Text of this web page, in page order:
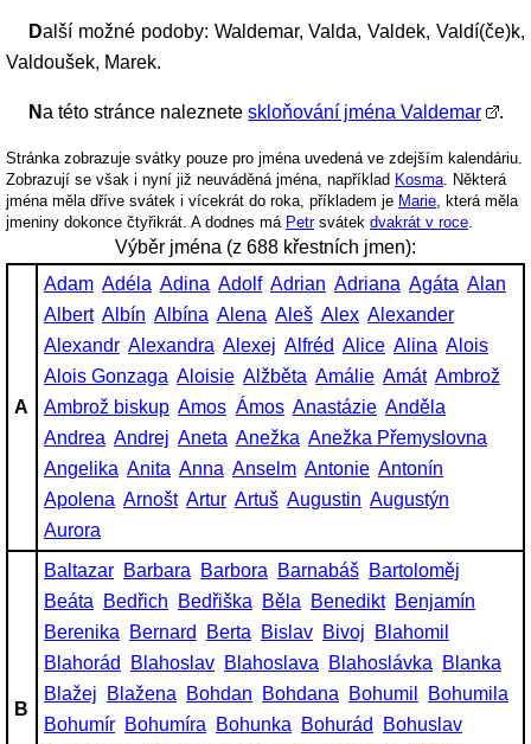
Další možné podoby: Waldemar, Valda, Valdek, Valdí(če)k,
Valdoušek, Marek.
Na této stránce nalezneteskloňování jména Valdemar .
Stránka zobrazuje svátky pouze pro jména uvedená ve zdejším kalendáriu.
Zobrazují se však i nyní již neuváděná jména, například Kosma . Některá
jména měla dříve svátek i vícekrát do roka, příkladem je Marie , která měla
jmeniny dokonce čtyřikrát. A dodnes má Petrsvátek dvakrát v roce
Výběr jména (z 688 křestních jmen):
A
Adam Adéla Adina Adolf Adrian Adriana Agáta Alan
Albert Albín Albína Alena Aleš Alex Alexander
Alexandr Alexandra Alexej Alfréd Alice Alina Alois
Alois Gonzaga Aloisie Alžběta Amálie Amát Ambrož
Ambrož biskup Amos Ámos Anastázie Anděla
Andrea Andrej Aneta Anežka Anežka Přemyslovna
Angelika Anita Anna Anselm Antonie Antonín
Apolena Arnošt Artur Artuš Augustin Augustýn
Aurora
B
Baltazar Barbara Barbora Barnabáš Bartoloměj
Beáta
Bedřich Bedřiška Běla Benedikt Benjamín
Berenika
Bernard Berta Bislav Bivoj
Blahomil
Blahorád
Blahoslav Blahoslava Blahoslávka
Blanka
Blažej
Blažena Bohdan Bohdana Bohumil
Bohumila
Bohumír Bohumíra Bohunka Bohurád
Bohuslav